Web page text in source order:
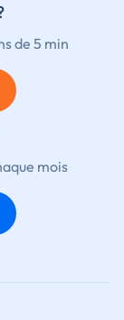
de 5 min
mois